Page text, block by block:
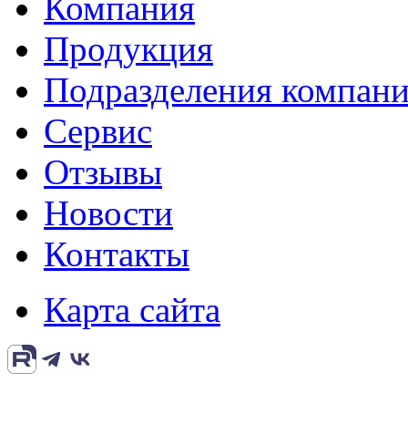
Продукция
Подразделения
Сервис
Отзывы
Новости
Контакты
Карта сайта